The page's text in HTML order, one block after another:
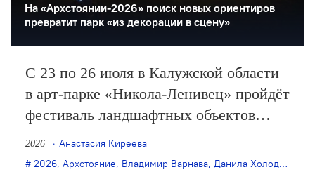
На «Архстоянии-2026» поиск новых ориентиров
превратит парк «из декорации в сцену»
С 23 по 26 июля в Калужской области
в арт-парке «Никола-Ленивец» пройдёт
фестиваль ландшафтных объектов
«Архстояние». В программе —
музыкальные и культурные события:
2026
Анастасия Киреева
2026, Архстояние, Владимир Варнава, Данила Холодков